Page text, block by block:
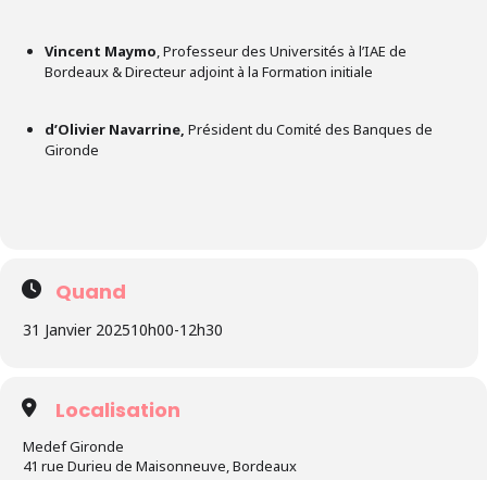
Vincent Maymo, Professeur des Universités à l’IAE de
Bordeaux & Directeur adjoint à la Formation initiale
d’Olivier Navarrine, Président du Comité des Banques de
Gironde
Quand
31 Janvier 202510h00-12h30
Localisation
Medef Gironde
41 rue Durieu de Maisonneuve, Bordeaux